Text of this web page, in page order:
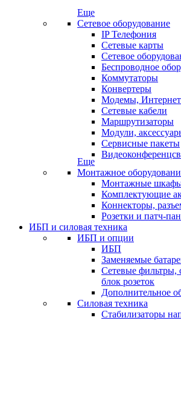
Еще
Сетевое оборудование
IP Телефония
Сетевые карты
Сетевое
Беспроводное
Коммутаторы
Конвертеры
Модемы,
Сетевые кабели
Маршрутизаторы
Модули,
Сервисные пакеты
Еще
Монтажное
Монтажные
Комплектующие
Коннекторы,
Розетки и патч-
ИБП и силовая техника
ИБП и опции
ИБП
Заменяемые
Сетевые фильтры,
блок розеток
Дополнительное
Силовая техника
Стабилизаторы